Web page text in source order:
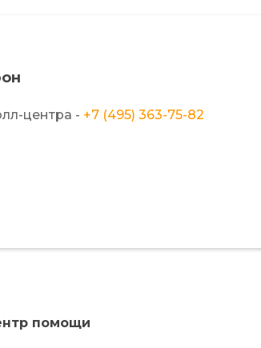
центра - +7 (495) 363-75-82
помощи